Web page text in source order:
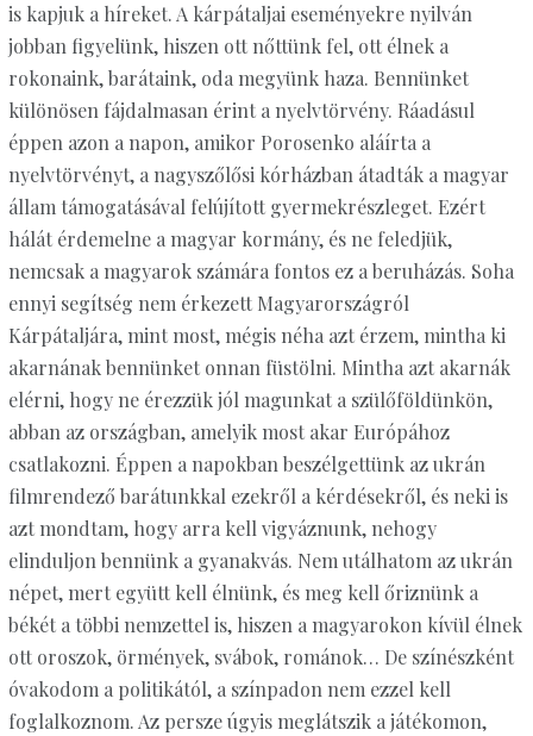
is kapjuk a híreket. A kárpátaljai eseményekre nyilván
jobban figyelünk, hiszen ott nőttünk fel, ott élnek a
rokonaink, barátaink, oda megyünk haza. Bennünket
különösen fájdalmasan érint a nyelvtörvény. Ráadásul
éppen azon a napon, amikor Porosenko aláírta a
nyelvtörvényt, a nagyszőlősi kórházban átadták a magyar
állam támogatásával felújított gyermekrészleget. Ezért
hálát érdemelne a magyar kormány, és ne feledjük,
nemcsak a magyarok számára fontos ez a beruházás. Soha
ennyi segítség nem érkezett Magyarországról
Kárpátaljára, mint most, mégis néha azt érzem, mintha ki
akarnának bennünket onnan füstölni. Mintha azt akarnák
elérni, hogy ne érezzük jól magunkat a szülőföldünkön,
abban az országban, amelyik most akar Európához
csatlakozni. Éppen a napokban beszélgettünk az ukrán
filmrendező barátunkkal ezekről a kérdésekről, és neki is
azt mondtam, hogy arra kell vigyáznunk, nehogy
elinduljon bennünk a gyanakvás. Nem utálhatom az ukrán
népet, mert együtt kell élnünk, és meg kell őriznünk a
békét a többi nemzettel is, hiszen a magyarokon kívül élnek
ott oroszok, örmények, svábok, románok… De színészként
óvakodom a politikától, a színpadon nem ezzel kell
foglalkoznom. Az persze úgyis meglátszik a játékomon,